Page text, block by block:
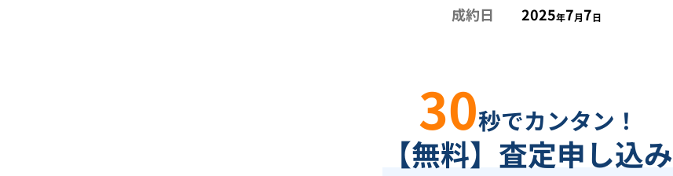
成約日 2025年7月7日
30秒でカンタン！
【無料】査定申し込み